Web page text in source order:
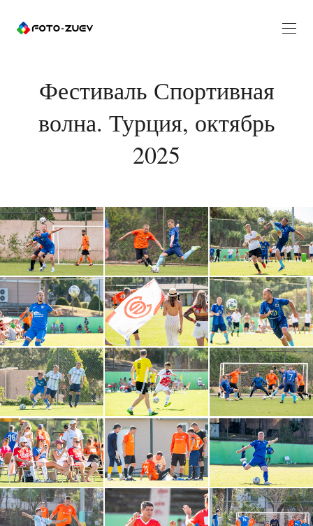
Фестиваль Спортивная
волна. Турция, октябрь
2025